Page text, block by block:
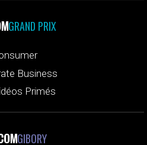
GRAND PRIX
Business
Primés
GIBORY